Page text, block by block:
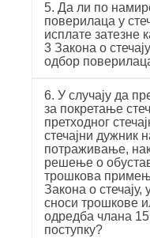
5. Да ли по
поверилаца у
исплате затезне
3 Закона о
одбор
6. У случају да
за покретање
претходног
стечајни дужник
потраживање,
решење о
трошкова
Закона о стечају,
сноси трошкове
одредба члана
поступку?